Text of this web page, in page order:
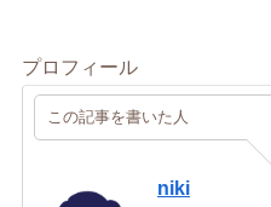
プロフィール
この記事を書いた人
niki